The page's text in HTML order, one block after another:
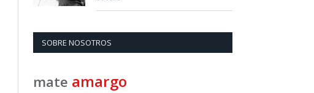
SOBRE NOSOTROS
mate amargo